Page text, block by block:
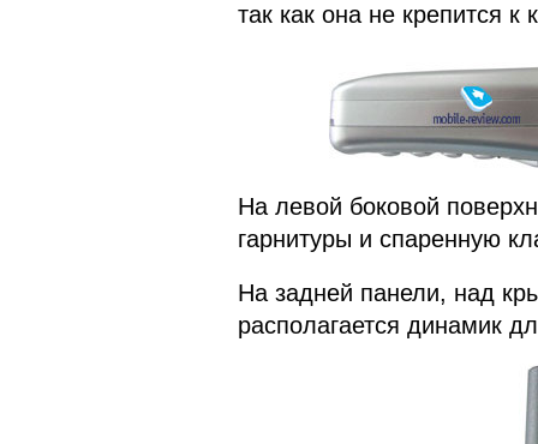
так как она не крепится
На левой боковой
гарнитуры и спаренную
На задней панели, над
располагается динамик